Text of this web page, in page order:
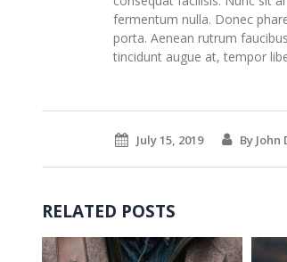
fermentum nulla. Donec
porta. Aenean rutrum
tincidunt augue at, tempor
July 15, 2019 By John
RELATED POSTS